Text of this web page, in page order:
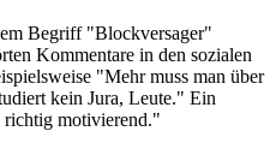
Begriff "Blockversager"
Kommentare in den sozialen
"Mehr muss man über
kein Jura, Leute." Ein
richtig motivierend."